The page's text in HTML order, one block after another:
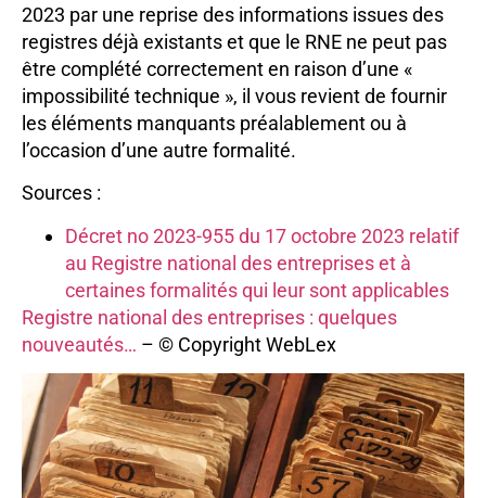
2023 par une reprise des informations issues des
registres déjà existants et que le RNE ne peut pas
être complété correctement en raison d’une «
impossibilité technique », il vous revient de fournir
les éléments manquants préalablement ou à
l’occasion d’une autre formalité.
Sources :
Décret no 2023-955 du 17 octobre 2023 relatif
au Registre national des entreprises et à
certaines formalités qui leur sont applicables
Registre national des entreprises : quelques
nouveautés… – © Copyright WebLex